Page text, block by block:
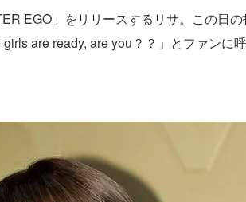
EGO」をリリースするリサ。この日
are ready, are you？？」とファンに